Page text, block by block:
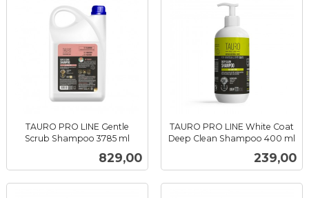
TAURO PRO LINE Gentle
Scrub Shampoo 3785 ml
Pris
829,00
TAURO PRO LINE White Coat
Deep Clean Shampoo 400 ml
Pris
239,00